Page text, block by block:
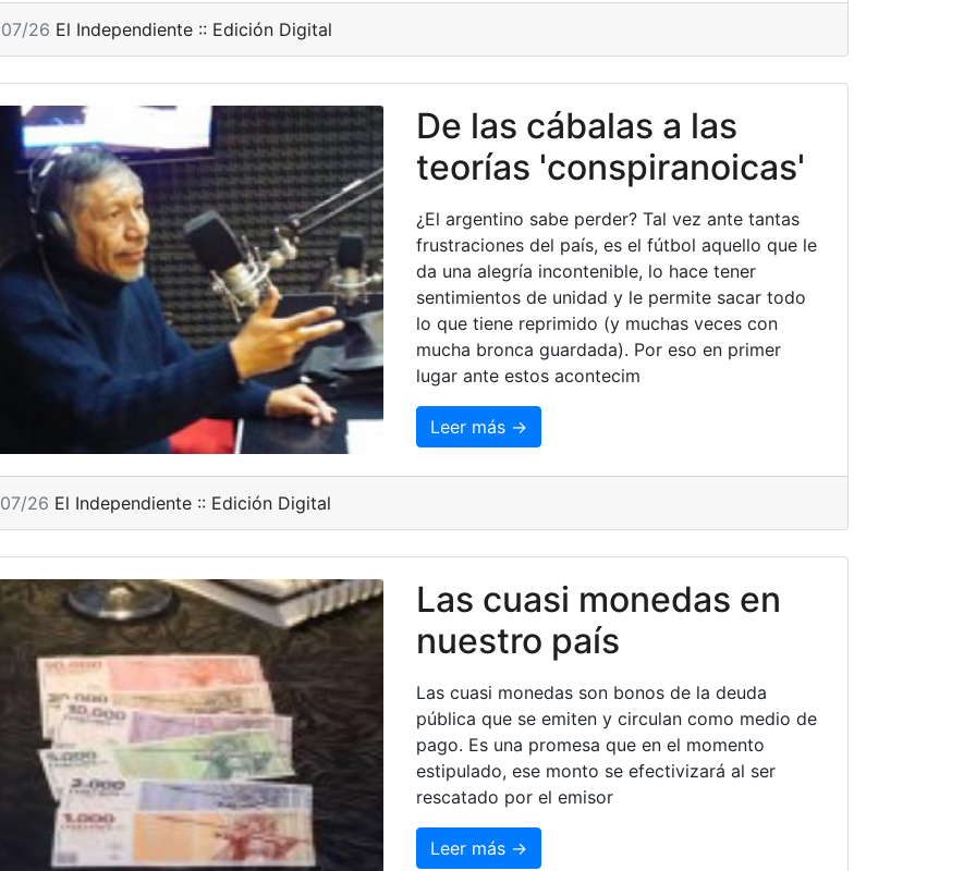
26 El Independiente :: Edición Digital
De las cábalas a las
teorías 'conspiranoicas'
¿El argentino sabe perder? Tal vez ante tantas
frustraciones del país, es el fútbol aquello que le
da una alegría incontenible, lo hace tener
sentimientos de unidad y le permite sacar todo
lo que tiene reprimido (y muchas veces con
mucha bronca guardada). Por eso en primer
lugar ante estos acontecim
Leer más →
26 El Independiente :: Edición Digital
Las cuasi monedas en
nuestro país
Las cuasi monedas son bonos de la deuda
pública que se emiten y circulan como medio de
pago. Es una promesa que en el momento
estipulado, ese monto se efectivizará al ser
rescatado por el emisor
Leer más →